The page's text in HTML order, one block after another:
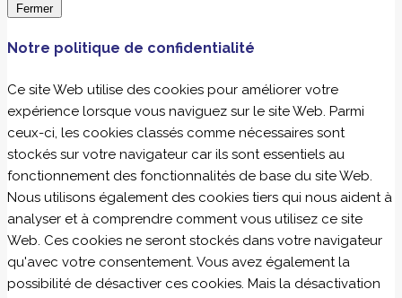
Fermer
Notre politique de confidentialité
Ce site Web utilise des cookies pour améliorer votre
expérience lorsque vous naviguez sur le site Web. Parmi
ceux-ci, les cookies classés comme nécessaires sont
stockés sur votre navigateur car ils sont essentiels au
fonctionnement des fonctionnalités de base du site Web.
Nous utilisons également des cookies tiers qui nous aident à
analyser et à comprendre comment vous utilisez ce site
Web. Ces cookies ne seront stockés dans votre navigateur
qu'avec votre consentement. Vous avez également la
possibilité de désactiver ces cookies. Mais la désactivation